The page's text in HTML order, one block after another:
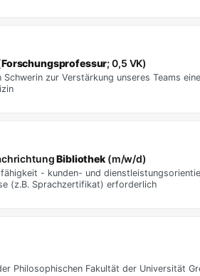
Forschungsprofessur; 0,5 VK)
zur Verstärkung unseres Teams
Bibliothek(m/w/d)
- kunden- und
(z.B. Sprachzertifikat) erforderlich
Philosophischen Fakultät der Universität